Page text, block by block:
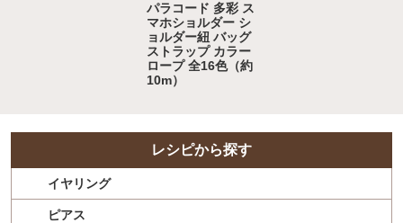
パラコード 多彩 ス
マホショルダー シ
ョルダー紐 バッグ
ストラップ カラー
ロープ 全16色（約
10m）
レシピから探す
イヤリング
ピアス